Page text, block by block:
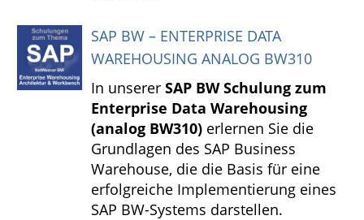
SAP BW – ENTERPRISE DATA
WAREHOUSING ANALOG BW310
In unserer SAP BW Schulung zum
Enterprise Data Warehousing
(analog BW310) erlernen Sie die
Grundlagen des SAP Business
Warehouse, die die Basis für eine
erfolgreiche Implementierung eines
SAP BW-Systems darstellen.